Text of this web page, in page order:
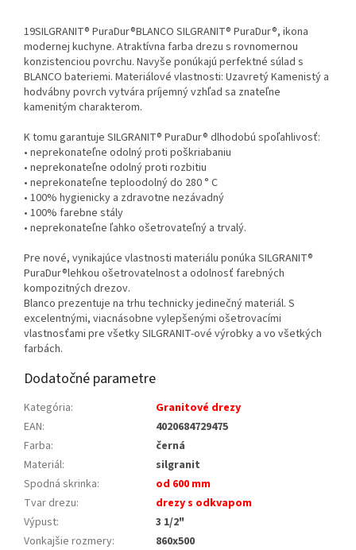
19SILGRANIT® PuraDur®BLANCO SILGRANIT® PuraDur®, ikona
modernej kuchyne. Atraktívna farba drezu s rovnomernou
konzistenciou povrchu. Navyše ponúkajú perfektné súlad s
BLANCO bateriemi. Materiálové vlastnosti: Uzavretý Kamenistý a
hodvábny povrch vytvára príjemný vzhľad sa znateľne
kamenitým charakterom.
K tomu garantuje SILGRANIT® PuraDur® dlhodobú spoľahlivosť:
• neprekonateľne odolný proti poškriabaniu
• neprekonateľne odolný proti rozbitiu
• neprekonateľne teploodolný do 280 ° C
• 100% hygienicky a zdravotne nezávadný
• 100% farebne stály
• neprekonateľne ľahko ošetrovateľný a trvalý.
Pre nové, vynikajúce vlastnosti materiálu ponúka SILGRANIT®
PuraDur®lehkou ošetrovatelnost a odolnosť farebných
kompozitných drezov.
Blanco prezentuje na trhu technicky jedinečný materiál. S
excelentnými, viacnásobne vylepšenými ošetrovacími
vlastnosťami pre všetky SILGRANIT-ové výrobky a vo všetkých
farbách.
Dodatočné parametre
Kategória:
Granitové drezy
EAN:
4020684729475
Farba:
černá
Materiál:
silgranit
Spodná skrinka:
od 600 mm
Tvar drezu:
drezy s odkvapom
Výpust:
3 1/2"
Vonkajšie rozmery:
860x500